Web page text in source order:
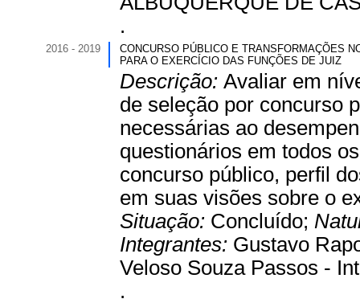
.
2016 - 2019
CONCURSO PÚBLICO E TRANSFORMAÇÕES
PARA O EXERCÍCIO DAS FUNÇÕES DE JUIZ
Descrição: Avaliar em
de seleção por concurso
necessárias ao
questionários em todos
concurso público, perfil
em suas visões sobre o
Situação: Concluído;
Integrantes: Gustavo
Veloso Souza Passos -
.